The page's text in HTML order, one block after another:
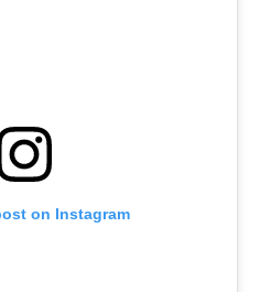
on Instagram